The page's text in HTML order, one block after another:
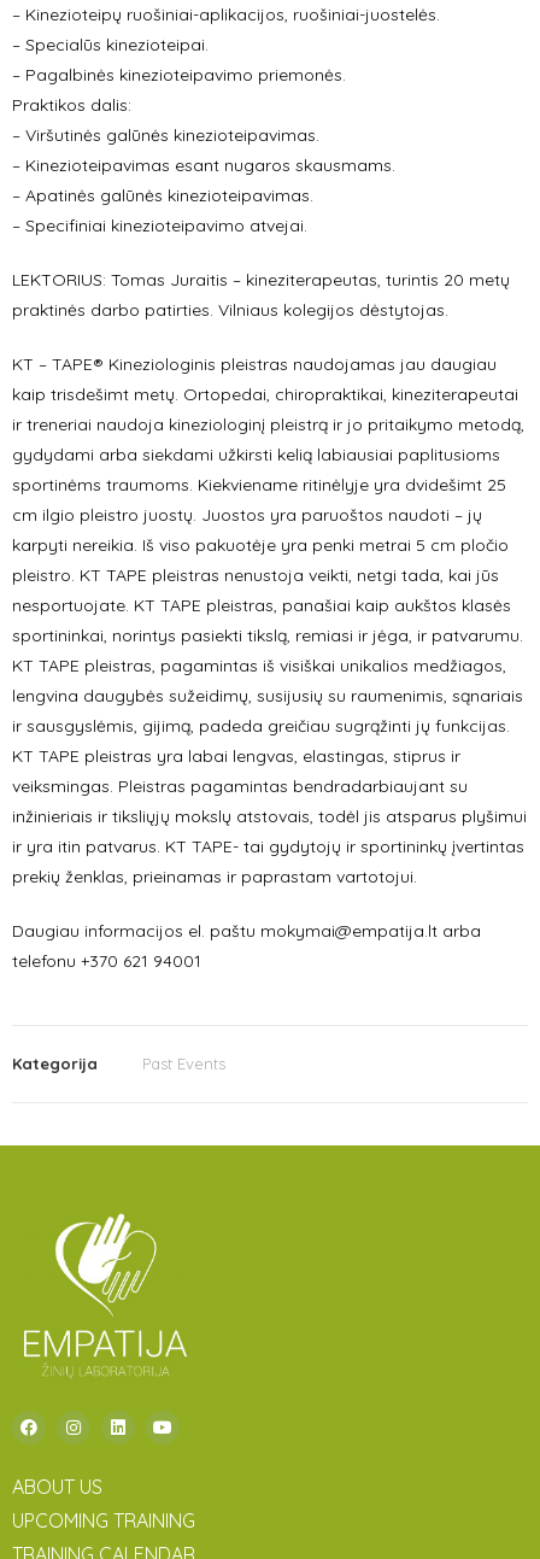
– Kinezioteipų ruošiniai-aplikacijos, ruošiniai-juostelės.
– Specialūs kinezioteipai.
– Pagalbinės kinezioteipavimo priemonės.
Praktikos dalis:
– Viršutinės galūnės kinezioteipavimas.
– Kinezioteipavimas esant nugaros skausmams.
– Apatinės galūnės kinezioteipavimas.
– Specifiniai kinezioteipavimo atvejai.
LEKTORIUS: Tomas Juraitis – kineziterapeutas, turintis 20 metų
praktinės darbo patirties. Vilniaus kolegijos dėstytojas.
KT – TAPE® Kineziologinis pleistras naudojamas jau daugiau
kaip trisdešimt metų. Ortopedai, chiropraktikai, kineziterapeutai
ir treneriai naudoja kineziologinį pleistrą ir jo pritaikymo metodą,
gydydami arba siekdami užkirsti kelią labiausiai paplitusioms
sportinėms traumoms. Kiekviename ritinėlyje yra dvidešimt 25
cm ilgio pleistro juostų. Juostos yra paruoštos naudoti – jų
karpyti nereikia. Iš viso pakuotėje yra penki metrai 5 cm pločio
pleistro. KT TAPE pleistras nenustoja veikti, netgi tada, kai jūs
nesportuojate. KT TAPE pleistras, panašiai kaip aukštos klasės
sportininkai, norintys pasiekti tikslą, remiasi ir jėga, ir patvarumu.
KT TAPE pleistras, pagamintas iš visiškai unikalios medžiagos,
lengvina daugybės sužeidimų, susijusių su raumenimis, sąnariais
ir sausgyslėmis, gijimą, padeda greičiau sugrąžinti jų funkcijas.
KT TAPE pleistras yra labai lengvas, elastingas, stiprus ir
veiksmingas. Pleistras pagamintas bendradarbiaujant su
inžinieriais ir tiksliųjų mokslų atstovais, todėl jis atsparus plyšimui
ir yra itin patvarus. KT TAPE- tai gydytojų ir sportininkų įvertintas
prekių ženklas, prieinamas ir paprastam vartotojui.
Daugiau informacijos el. paštu mokymai@empatija.lt arba
telefonu +370 621 94001
Kategorija Past Events
ABOUT US
UPCOMING TRAINING